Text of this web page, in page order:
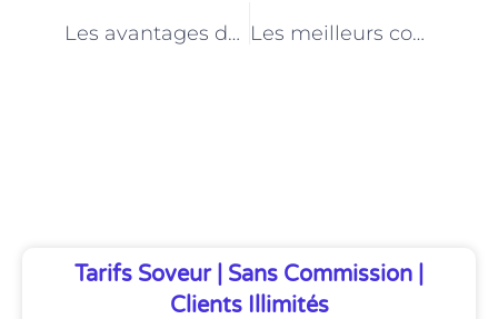
Les avantages du coaching en gestion du temps pour une vie plus productive à Paris Les meilleurs coachs en créativité à Paris pour développer votre potentiel
Tarifs Soveur | Sans Commission |
Clients Illimités